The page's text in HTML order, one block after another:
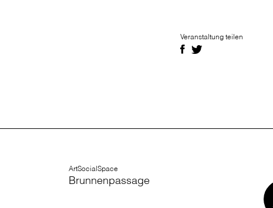
Veranstaltung teilen
ArtSocialSpace
Brunnenpassage